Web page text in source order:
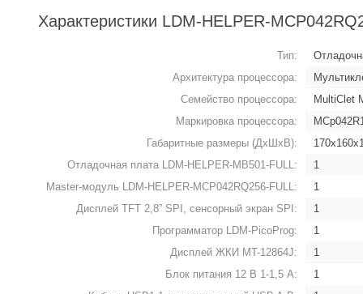
Характеристики LDM-HELPER-
Тип:
Архитектура процессора:
Семейство процессора:
MultiClet
Маркировка процессора:
Габаритные размеры (ДхШхВ):
Отладочная плата LDM-HELPER-MB501-FULL:
1
Master-модуль LDM-HELPER-MCP042RQ256-FULL:
1
Дисплей TFT 2,8” SPI, сенсорный экран SPI:
1
Программатор LDM-PicoProg:
1
Дисплей ЖКИ MT-12864J:
1
Блок питания 12 В 1-1,5 А:
1